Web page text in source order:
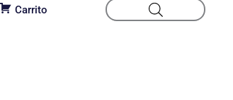
Carrito